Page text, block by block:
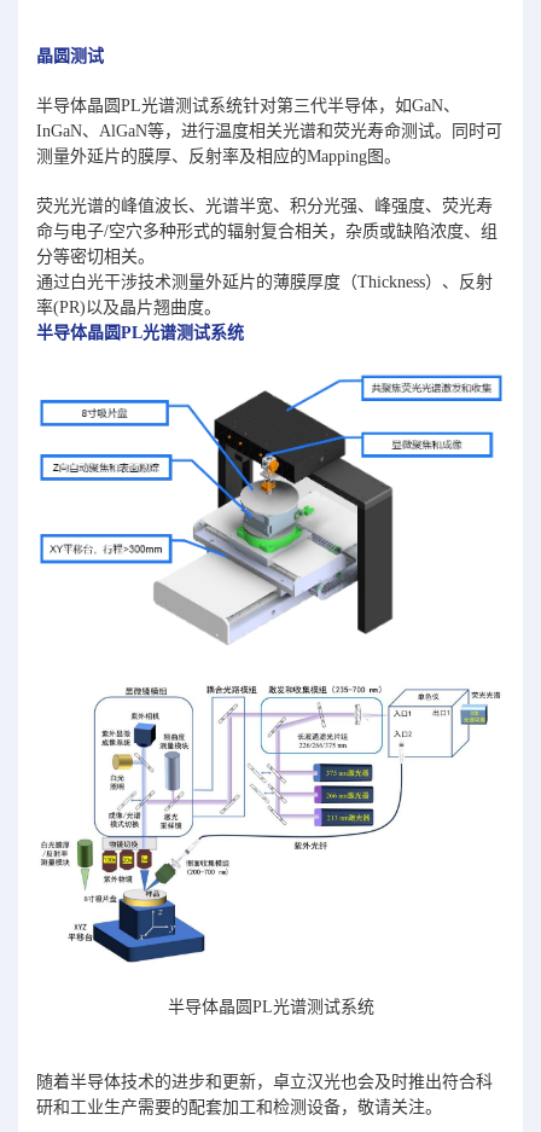
晶圆测试
半导体晶圆PL光谱测试系统针对第三代半导体，如GaN、
InGaN、AlGaN等，进行温度相关光谱和荧光寿命测试。同时可
测量外延片的膜厚、反射率及相应的Mapping图。
荧光光谱的峰值波长、光谱半宽、积分光强、峰强度、荧光寿
命与电子/空穴多种形式的辐射复合相关，杂质或缺陷浓度、组
分等密切相关。
通过白光干涉技术测量外延片的薄膜厚度（Thickness）、反射
率(PR)以及晶片翘曲度。
半导体晶圆PL光谱测试系统
半导体晶圆PL光谱测试系统
随着半导体技术的进步和更新，卓立汉光也会及时推出符合科
研和工业生产需要的配套加工和检测设备，敬请关注。